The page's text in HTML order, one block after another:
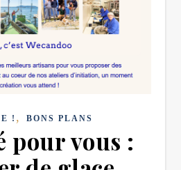
! , BONS PLANS
pour vous :